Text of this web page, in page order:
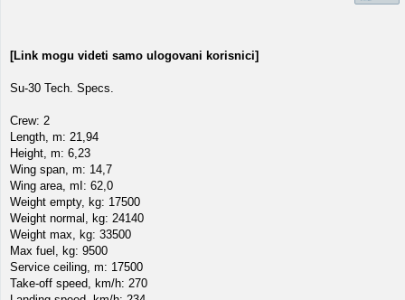
[Link mogu videti samo ulogovani korisnici]
Su-30 Tech. Specs.
Crew: 2
Length, m: 21,94
Height, m: 6,23
Wing span, m: 14,7
Wing area, mІ: 62,0
Weight empty, kg: 17500
Weight normal, kg: 24140
Weight max, kg: 33500
Max fuel, kg: 9500
Service ceiling, m: 17500
Take-off speed, km/h: 270